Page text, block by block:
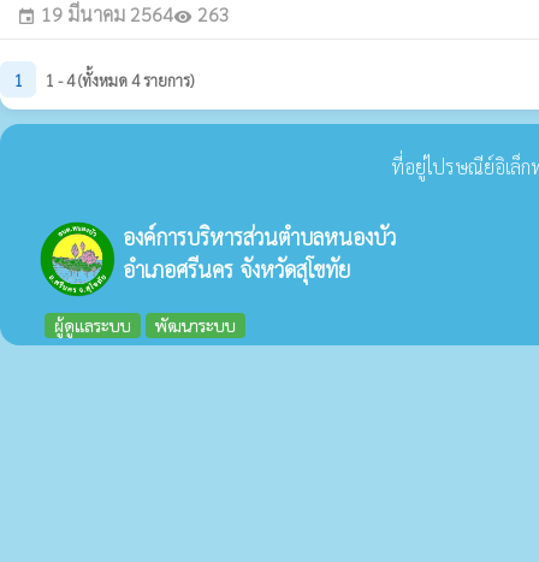
event 19 มีนาคม 2564visibility 263
1 1 - 4 (ทั้งหมด 4 รายการ)
ที่อยู่ไปรษณีย์อิเล็ก
องค์การบริหารส่วนตำบลหนองบัว
อำเภอศรีนคร จังหวัดสุโขทัย
ผู้ดูแลระบบ พัฒนาระบบ